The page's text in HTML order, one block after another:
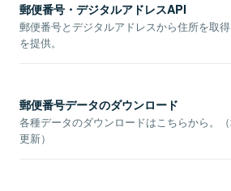
郵便番号・デジタルアドレスAPI
郵便番号とデジタルアドレスから住所を取
を提供。
郵便番号データのダウンロード
各種データのダウンロードはこちらから。
更新）